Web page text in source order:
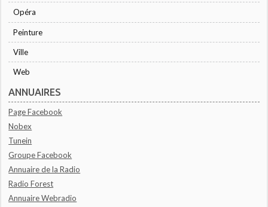
Opéra
Peinture
Ville
Web
ANNUAIRES
Page Facebook
Nobex
Tunein
Groupe Facebook
Annuaire de la Radio
Radio Forest
Annuaire Webradio